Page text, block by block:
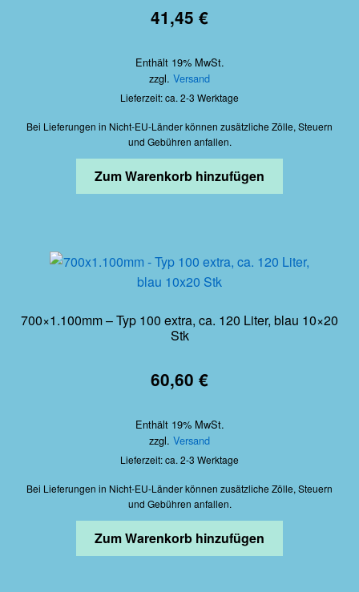
41,45 €
Enthält 19% MwSt.
zzgl. Versand
Lieferzeit: ca. 2-3 Werktage
Bei Lieferungen in Nicht-EU-Länder können zusätzliche Zölle, Steuern
und Gebühren anfallen.
Zum Warenkorb hinzufügen
700×1.100mm – Typ 100 extra, ca. 120 Liter, blau 10×20
Stk
60,60 €
Enthält 19% MwSt.
zzgl. Versand
Lieferzeit: ca. 2-3 Werktage
Bei Lieferungen in Nicht-EU-Länder können zusätzliche Zölle, Steuern
und Gebühren anfallen.
Zum Warenkorb hinzufügen